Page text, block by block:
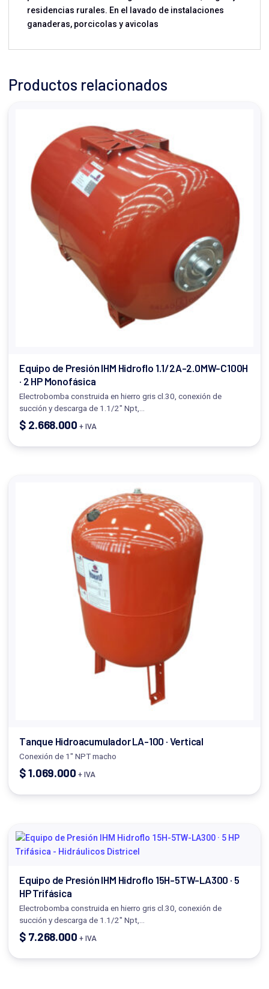
residencias rurales. En el lavado de instalaciones
ganaderas, porcicolas y avicolas
Productos relacionados
Equipo de Presión IHM Hidroflo 1.1/2A-2.0MW-C100H
· 2 HP Monofásica
Electrobomba construida en hierro gris cl.30, conexión de
succión y descarga de 1.1/2" Npt,…
$ 2.668.000 + IVA
Tanque Hidroacumulador LA-100 · Vertical
Conexión de 1" NPT macho
$1.069.000 + IVA
Equipo de Presión IHM Hidroflo 15H-5TW-LA300 · 5
HP Trifásica
Electrobomba construida en hierro gris cl.30, conexión de
succión y descarga de 1.1/2" Npt,…
$ 7.268.000 + IVA